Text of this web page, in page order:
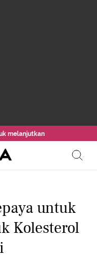
melanjutkan
untuk
Kolesterol